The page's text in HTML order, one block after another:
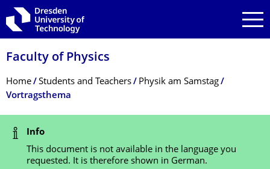
Skip to main navigation
Skip to search
Skip to content
Faculty of Physics
Breadcrumb Menu
Home Students and Teachers
Physik am Samstag
Vortragsthema
Status Message
Info
This document is not available in the language you
requested. It is therefore shown in German.